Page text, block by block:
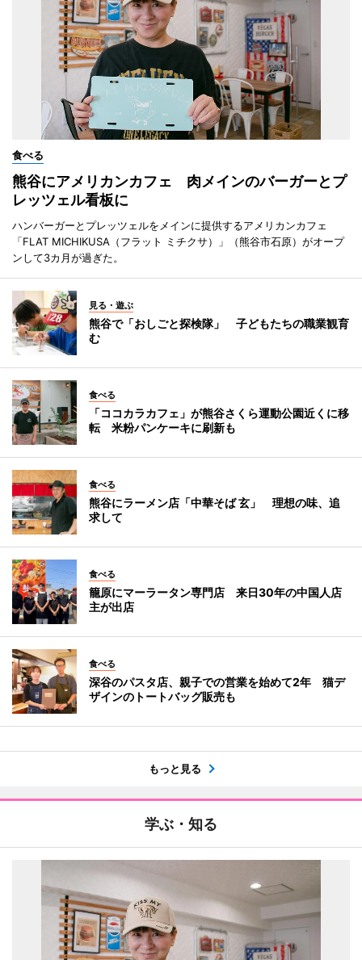
食べる
熊谷にアメリカンカフェ 肉メインのバーガーとプ
レッツェル看板に
ハンバーガーとプレッツェルをメインに提供するアメリカンカフェ
「FLAT MICHIKUSA（フラット ミチクサ）」（熊谷市石原）がオープ
ンして3カ月が過ぎた。
見る・遊ぶ
熊谷で「おしごと探検隊」 子どもたちの職業観育
む
食べる
「ココカラカフェ」が熊谷さくら運動公園近くに移
転 米粉パンケーキに刷新も
食べる
熊谷にラーメン店「中華そば 玄」 理想の味、追
求して
食べる
籠原にマーラータン専門店 来日30年の中国人店
主が出店
食べる
深谷のパスタ店、親子での営業を始めて2年 猫デ
ザインのトートバッグ販売も
もっと見る
学ぶ・知る